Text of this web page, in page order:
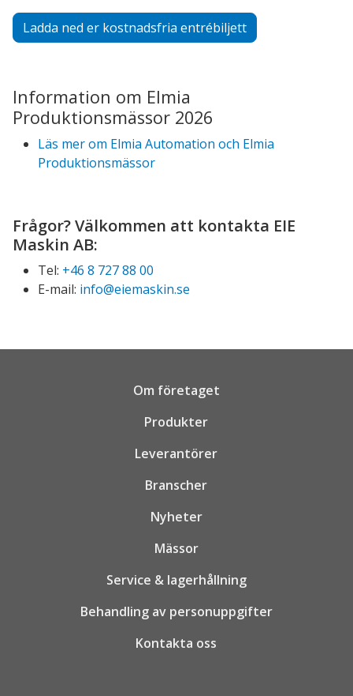
Ladda ned er kostnadsfria entrébiljett
Information om Elmia
Produktionsmässor 2026
Läs mer om Elmia Automation och Elmia
Produktionsmässor
Frågor? Välkommen att kontakta EIE
Maskin AB:
Tel: +46 8 727 88 00
E-mail: info@eiemaskin.se
Om företaget
Produkter
Leverantörer
Branscher
Nyheter
Mässor
Service & lagerhållning
Behandling av personuppgifter
Kontakta oss